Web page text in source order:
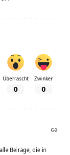
Überrascht
0
Zwinker
0
Beiräge, die in